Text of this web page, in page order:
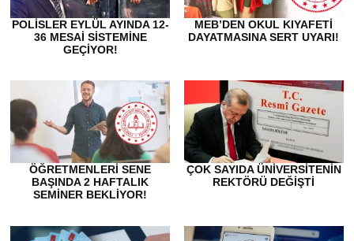
POLISLER EYLÜL AYINDA 12-
36 MESAI SISTEMINE
GEÇIYOR!
MEB’DEN OKUL KIYAFETI
DAYATMASINA SERT UYARI!
ÖĞRETMENLERI SENE
BAŞINDA 2 HAFTALIK
SEMINER BEKLIYOR!
ÇOK SAYIDA ÜNIVERSITENIN
REKTÖRÜ DEĞIŞTI